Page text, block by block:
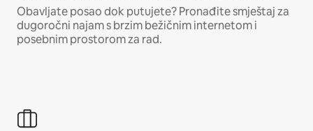
Obavljate posao dok putujete? Pronađite smještaj za
dugoročni najam s brzim bežičnim internetom i
posebnim prostorom za rad.